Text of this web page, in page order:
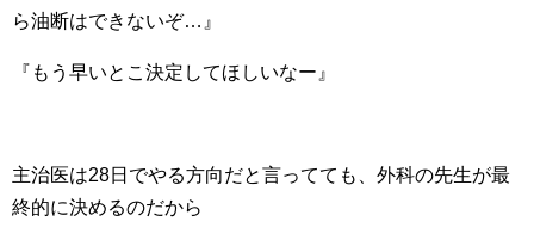
ら油断はできないぞ…』
『もう早いとこ決定してほしいなー』
主治医は28日でやる方向だと言ってても、外科の先生が最
終的に決めるのだから